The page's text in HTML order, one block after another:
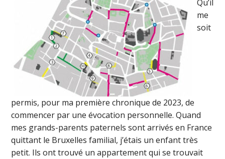
Qu’il
me
soit
permis, pour ma première chronique de 2023, de
commencer par une évocation personnelle. Quand
mes grands-parents paternels sont arrivés en France
quittant le Bruxelles familial, j’étais un enfant très
petit. Ils ont trouvé un appartement qui se trouvait